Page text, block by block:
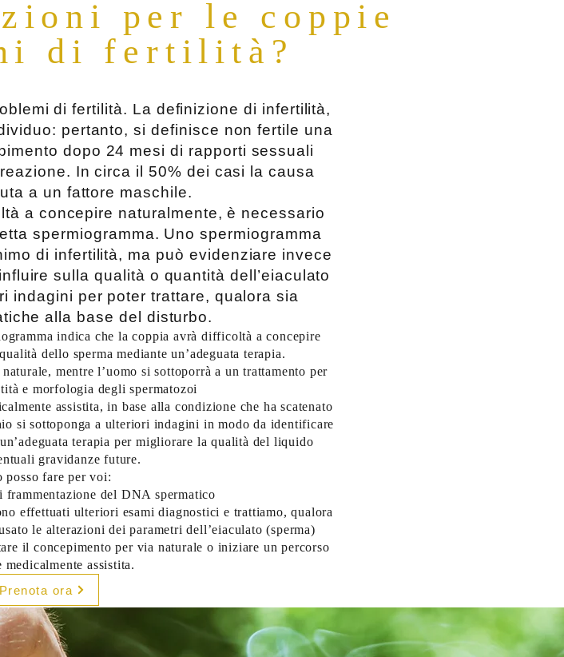
per le coppie
di fertilità?
di fertilità. La definizione di infertilità,
pertanto, si definisce non fertile una
dopo 24 mesi di rapporti sessuali
In circa il 50% dei casi la causa
a un fattore maschile.
a concepire naturalmente, è necessario
spermiogramma. Uno spermiogramma
di infertilità, ma può evidenziare invece
sulla qualità o quantità dell’eiaculato
indagini per poter trattare, qualora sia
alla base del disturbo.
indica che la coppia avrà difficoltà a concepire
dello sperma mediante un’adeguata terapia.
mentre l’uomo si sottoporrà a un trattamento per
e morfologia degli spermatozoi
assistita, in base alla condizione che ha scatenato
si sottoponga a ulteriori indagini in modo da identificare
terapia per migliorare la qualità del liquido
gravidanze future.
posso fare per voi:
del DNA spermatico
effettuati ulteriori esami diagnostici e trattiamo, qualora
le alterazioni dei parametri dell’eiaculato (sperma)
il concepimento per via naturale o iniziare un percorso
assistita.
Prenota ora